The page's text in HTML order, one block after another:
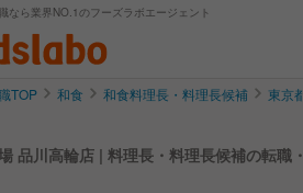
なら業界NO.1のフーズラボエージェント
TOP 和食 和食料理長・料理長候補 東京
品川高輪店 | 料理長・料理長候補の転職